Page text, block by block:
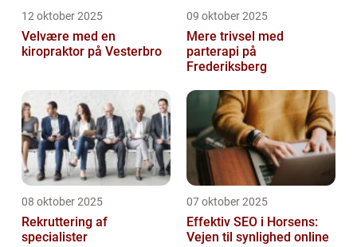
12 oktober 2025
Velvære med en
kiropraktor på Vesterbro
09 oktober 2025
Mere trivsel med
parterapi på
Frederiksberg
08 oktober 2025
Rekruttering af
specialister
07 oktober 2025
Effektiv SEO i Horsens:
Vejen til synlighed online